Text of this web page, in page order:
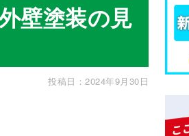
壁塗装の見
投稿日：2024年9月30日